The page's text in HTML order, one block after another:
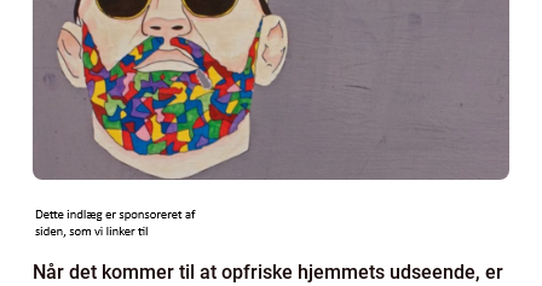
Når det kommer til at opfriske hjemmets udseende, er